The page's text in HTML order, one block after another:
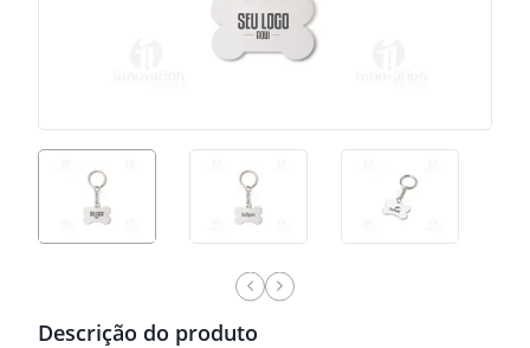
Descrição do produto